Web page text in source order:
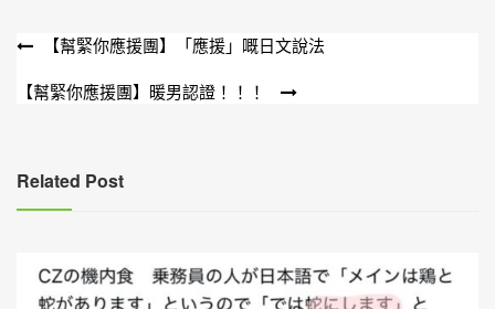
文
章
【幫緊你應援團】「應援」嘅日文說法
【幫緊你應援團】暖男認證！！！
Related Post